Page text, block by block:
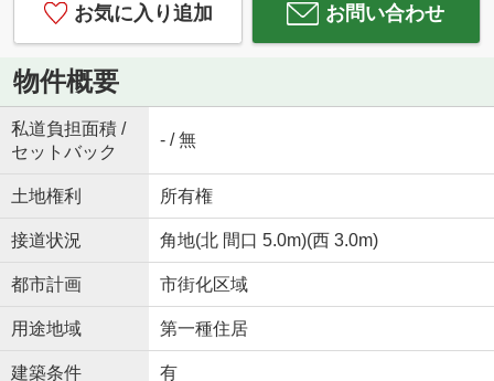
お気に入り追加 お問い合わせ
物件概要
私道負担面積 /
セットバック
- / 無
土地権利 所有権
接道状況 角地(北 間口 5.0m)(西 3.0m)
都市計画 市街化区域
用途地域 第一種住居
建築条件 有